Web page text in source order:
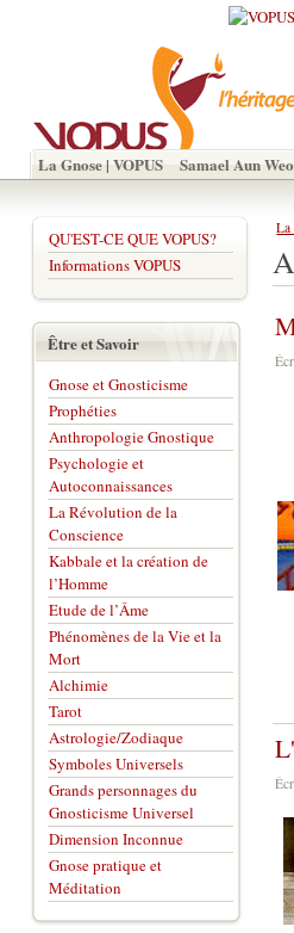
La Gnose | VOPUS Samael Aun
La
QU'EST-CE QUE VOPUS?
Informations VOPUS
Être et Savoir
Gnose et Gnosticisme
Prophéties
Anthropologie Gnostique
Psychologie et
Autoconnaissances
La Révolution de la
Conscience
Kabbale et la création de
l’Homme
Etude de l’Âme
Phénomènes de la Vie et la
Mort
Alchimie
Tarot
Astrologie/Zodiaque
Symboles Universels
Grands personnages du
Gnosticisme Universel
Dimension Inconnue
Gnose pratique et
Méditation